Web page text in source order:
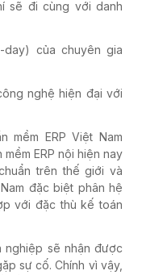
sẽ đi cùng với danh
của chuyên gia
nghệ hiện đại với
mềm ERP Việt Nam
ERP nội hiện nay
trên thế giới và
đặc biệt phân hệ
với đặc thù kế toán
nghiệp sẽ nhận được
sự cố. Chính vì vậy,